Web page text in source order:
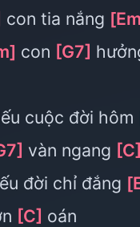
con tia nắng
con [G7]
cuộc đời hôm
vàn ngang [C]
đời chỉ đắng
[C] oán